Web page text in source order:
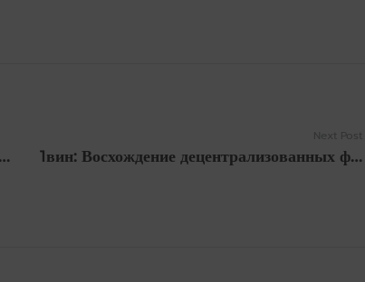
1вин: Восхождение децентрализованных финансов и его последствия 1вин: Восхождение децентрализованных финансов и его последствия